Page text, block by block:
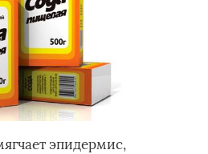
эпидермис,